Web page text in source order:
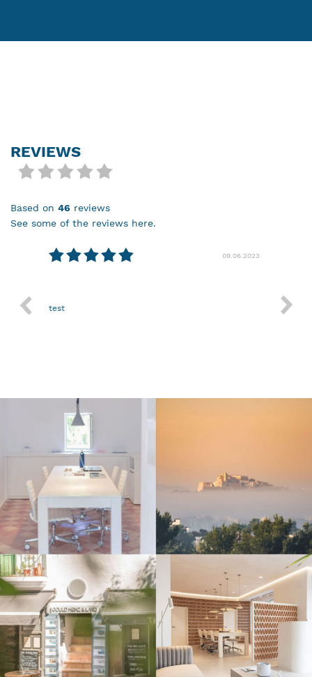
REVIEWS
based on 46 reviews
see some of the reviews here.
09.06.2023
test